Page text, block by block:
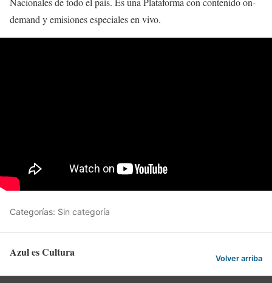
demand y emisiones especiales en vivo.
Categorías: Sin categoría
Azul es Cultura Volver arriba